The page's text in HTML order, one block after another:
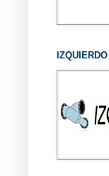
IZQUIERDO